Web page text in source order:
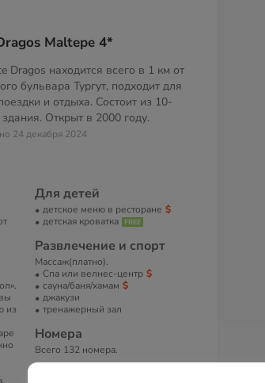
Maltepe 4*
Dragos находится всего в 1 км от
бульвара Тургут, подходит для
и отдыха. Состоит из 10-
Открыт в 2000 году.
24 декабря 2024
из
Для детей
детское меню в ресторане
детская кроватка
Развлечение и спорт
Массаж(платно).
Спа или велнес-центр
сауна/баня/хамам
джакузи
тренажерный зал
Номера
Всего 132 номера.